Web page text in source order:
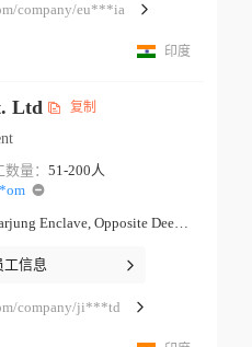
company/eu***ia
印度
Ltd 复制
量： 51-200人
B 7/3, Safdarjung Enclave, Opposite Deer Park, B-7/extension, Block B 7, Arjun Nagar New Delhi New Delhi
工信息
company/ji***td